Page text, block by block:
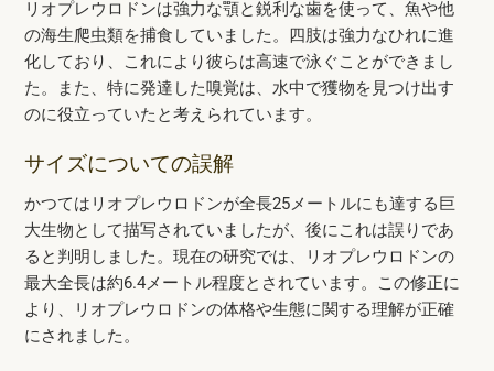
リオプレウロドンは強力な顎と鋭利な歯を使って、魚や他
の海生爬虫類を捕食していました。四肢は強力なひれに進
化しており、これにより彼らは高速で泳ぐことができまし
た。また、特に発達した嗅覚は、水中で獲物を見つけ出す
のに役立っていたと考えられています。
サイズについての誤解
かつてはリオプレウロドンが全長25メートルにも達する巨
大生物として描写されていましたが、後にこれは誤りであ
ると判明しました。現在の研究では、リオプレウロドンの
最大全長は約6.4メートル程度とされています。この修正に
より、リオプレウロドンの体格や生態に関する理解が正確
にされました。